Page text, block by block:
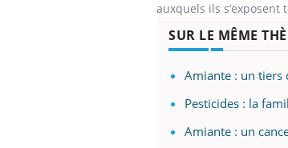
auxquels ils
SUR LE MÊME
Amiante : un tiers
Pesticides : la
Amiante : un